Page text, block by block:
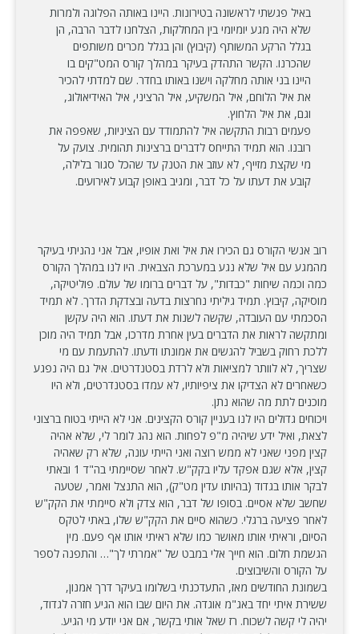
באיל פגשתי לראשונה בטירונות. היינו באותה הפלוגה ולמרות
שלא היה מגע יומיומי בין המחלקות, הצלחנו לדבר הרבה, הן
בגלל הרקע המשותף (קיבוץ) והן בגלל מכרים משותפים
שהכרנו. הקשר התהדק בעיקר במהלך קורס המט"קים בו
היינו בני אותה מחלקה וישנו באותו בחדר. שם למדתי להכיר
את איל הלוחם, איל המשקיע, איל הרציני, איל האידיאולוג,
וגם, את איל הלחוץ.
פעמים רבות התקשה איל להתמודד עם הציניות, שאפפה את
רובנו. הוא תמיד התייחס לדברים ברצינות תהומית. צועק על
מי שקצת מזייף, לא עוזב את הטנק עד שהכל סגור בלילה,
קובע את דעתו על כל דבר, ומגיב באופן קבוע לאירועים.
רוב אנשי הקורס גם הכירו את איל ואת אופיו, אבל אני נהניתי בעיקר
מהמגע עם איל שלא נגע במערכת הצבאית. היו לנו במהלך הקורס
כמה וכמה שיחות "כבדות", על דברים ברומו של עולם. פוליטיקה,
מוסיקה, קיבוץ. תמיד גיליתי נחרצות בדעה ובצדקת הדרך. לא תמיד
הסכמתי עם העובדה, שקשה לשנות את דעתו. הוא היה עקשן
ומתקשה לראות את הדברים בעין אחרת מדרכו, אבל תמיד היה מוכן
ללכת רחוק בשביל להגשים את אמונתו ודעתו. להתעמת עם מי
שצריך, לא לוותר למציאות ולא לרדת בסטנדרטים. איל גם היה נפגע
כשאחרים לא הצדיקו את ציפיותיו, לא עמדו בסטנדרטים, ולא היו
מוכנים לתת מה שהוא נתן.
ויכוחים גדולים היו לנו בעניין קורס הקצינים. אני לא הייתי בטוח ברצוני
לצאת, ואיל ידע שיהיה מ"פ לפחות. הוא נהג לומר לי, שלא אהיה
קצין מפני שאני לא ממש רוצה ואני הייתי עונה, שלא רק שאהיה
קצין, אלא שגם אפקד עליו בקק"ש. לאחר שסיימתי בה"ד 1 ובאתי
לבקר אותו בגדוד (בהיותו עדין מט"ק), הוא התנצל ואמר, שטעה
שחשב שלא אסיים. בסופו של דבר, הוא צדק ולא סיימתי את הקק"ש
לאחר פציעה ברגלי. כשהוא סיים את הקק"ש שלו, באתי לטקס
הסיום, וראיתי אותו מאושר כמו שלא ראיתי אותו אף פעם. מין
הגשמת חלום. הוא חייך אלי במבט של "אמרתי לך"… והתפנה לספר
על הקורס והשיבוצים.
בשמונת החודשים מאז, התעדכנתי בשלומו בעיקר דרך אמנון,
ששירת איתי יחד באג"מ אוגדה. את היום שבו הוא הגיע חזרה לגדוד,
יהיה לי קשה לשכוח. רז שאל אותי בקשר, אם אני יודע מי הגיע.